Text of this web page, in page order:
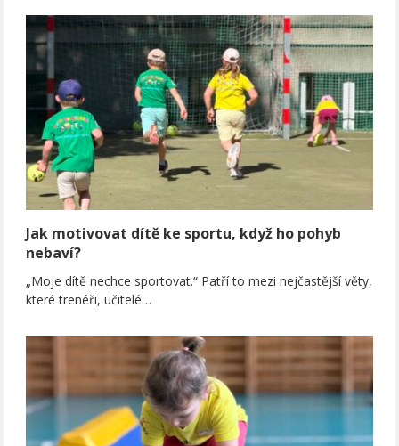
Jak motivovat dítě ke sportu, když ho pohyb
nebaví?
„Moje dítě nechce sportovat.“ Patří to mezi nejčastější věty,
které trenéři, učitelé…